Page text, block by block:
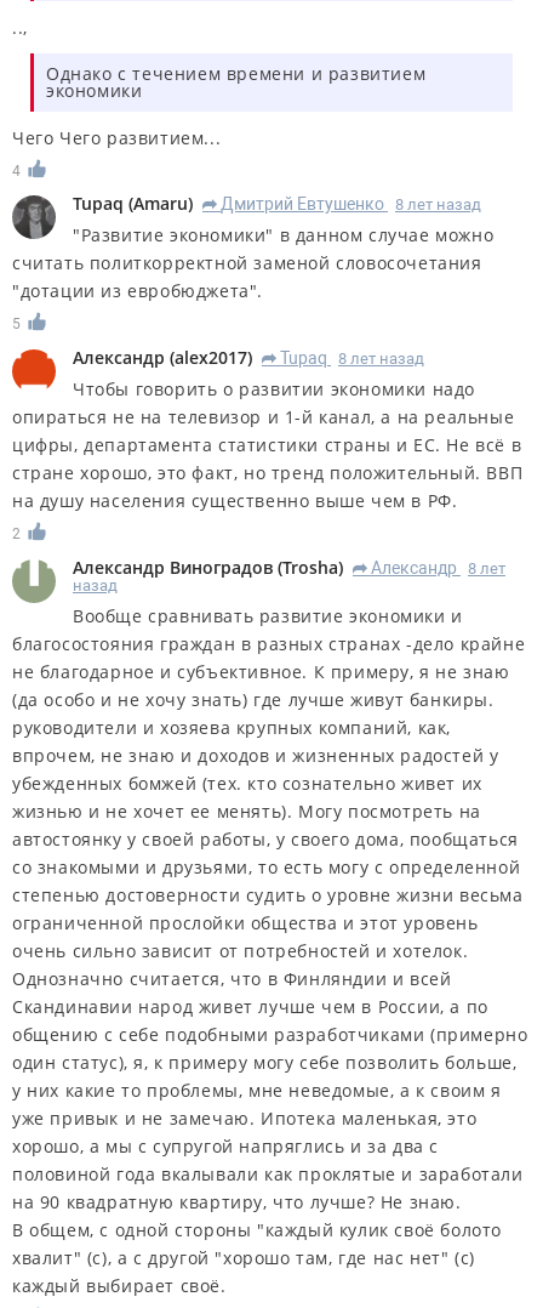
..,
Однако с течением времени и развитием
экономики
Чего Чего развитием...
4
Tupaq (Amaru) R Дмитрий Евтушенко 8 лет назад
"Развитие экономики" в данном случае можно
считать политкорректной заменой словосочетания
"дотации из евробюджета".
5
Александр (alex2017) R Tupaq 8 лет назад
Чтобы говорить о развитии экономики надо
опираться не на телевизор и 1-й канал, а на реальные
цифры, департамента статистики страны и ЕС. Не всё в
стране хорошо, это факт, но тренд положительный. ВВП
на душу населения существенно выше чем в РФ.
2
Александр Виноградов (Trosha) R Александр
8 лет
назад
Вообще сравнивать развитие экономики и
благосостояния граждан в разных странах -дело крайне
не благодарное и субъективное. К примеру, я не знаю
(да особо и не хочу знать) где лучше живут банкиры.
руководители и хозяева крупных компаний, как,
впрочем, не знаю и доходов и жизненных радостей у
убежденных бомжей (тех. кто сознательно живет их
жизнью и не хочет ее менять). Могу посмотреть на
автостоянку у своей работы, у своего дома, пообщаться
со знакомыми и друзьями, то есть могу с определенной
степенью достоверности судить о уровне жизни весьма
ограниченной прослойки общества и этот уровень
очень сильно зависит от потребностей и хотелок.
Однозначно считается, что в Финляндии и всей
Скандинавии народ живет лучше чем в России, а по
общению с себе подобными разработчиками (примерно
один статус), я, к примеру могу себе позволить больше,
у них какие то проблемы, мне неведомые, а к своим я
уже привык и не замечаю. Ипотека маленькая, это
хорошо, а мы с супругой напряглись и за два с
половиной года вкалывали как проклятые и заработали
на 90 квадратную квартиру, что лучше? Не знаю.
В общем, с одной стороны "каждый кулик своё болото
хвалит" (с), а с другой "хорошо там, где нас нет" (с)
каждый выбирает своё.